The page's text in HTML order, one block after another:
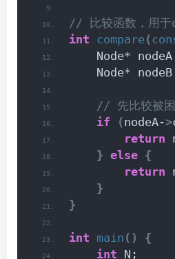
// 比较函数，用
int compare(
Node* nodeA
Node* nodeB
// 先比较被困
if
(nodeA->
return
} else {
return
}
}
int main ()
{
int N;